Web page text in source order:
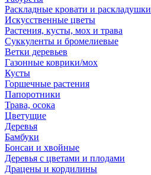
Раскладные кровати и раскладушки
Искусственные цветы
Растения, кусты, мох и трава
Суккуленты и бромелиевые
Ветки деревьев
Газонные коврики/мох
Кусты
Горшечные растения
Папоротники
Трава, осока
Цветущие
Деревья
Бамбуки
Бонсаи и хвойные
Деревья с цветами и плодами
Драцены и кордилины